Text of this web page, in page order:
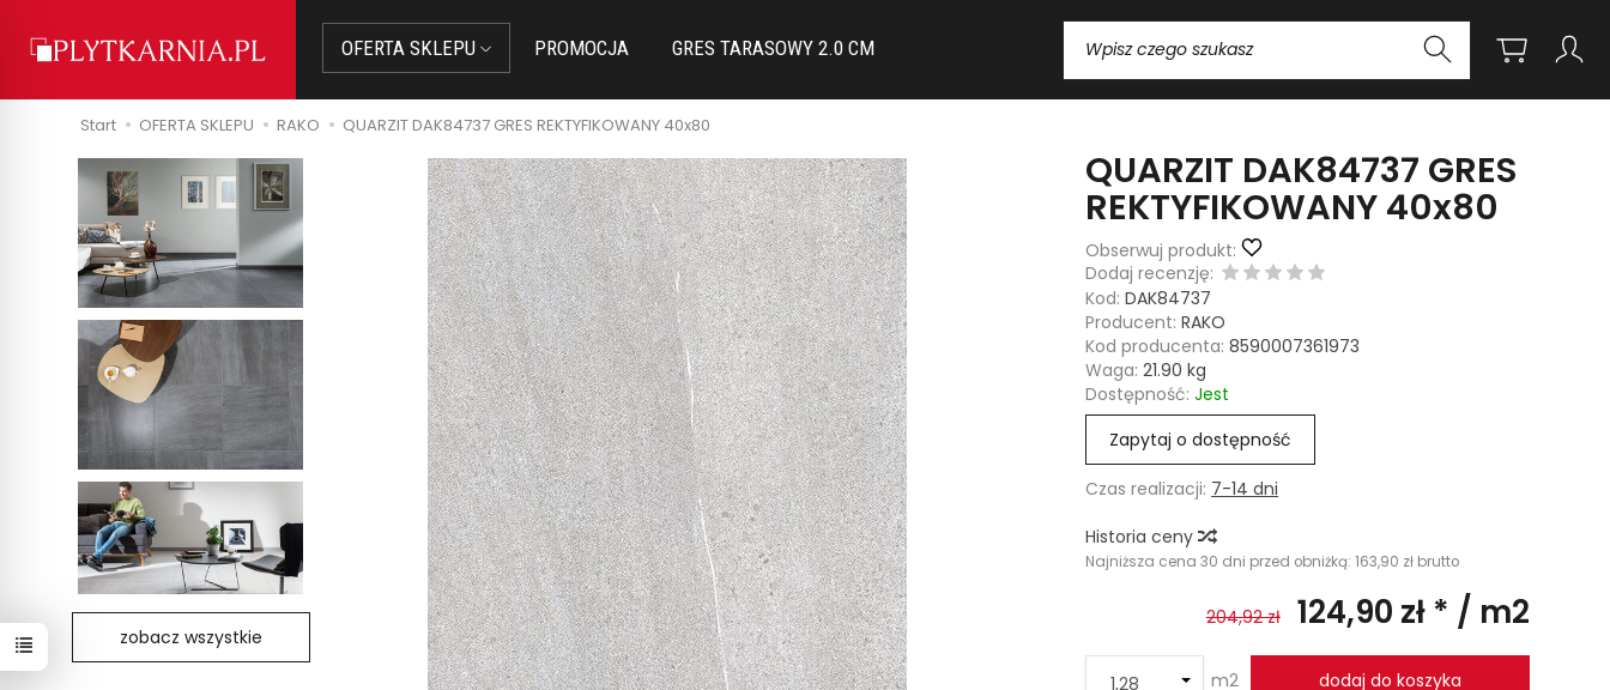
OFERTA SKLEPU PROMOCJA GRES TARASOWY 2.0 CM
Start OFERTA SKLEPU RAKO QUARZIT DAK84737 GRES REKTYFIKOWANY 40x80
zobacz wszystkie
QUARZIT DAK84737 GRES
REKTYFIKOWANY 40x80
Obserwuj produkt:
Dodaj recenzję:
Kod: DAK84737
Producent: RAKO
Kod producenta: 8590007361973
Waga: 21.90 kg
Dostępność: Jest
Zapytaj o dostępność
Czas realizacji: 7-14 dni
Historia ceny
Najniższa cena 30 dni przed obniżką:163,90 zł brutto
204,92 zł 124,90 zł * / m2
m2 dodaj do koszyka